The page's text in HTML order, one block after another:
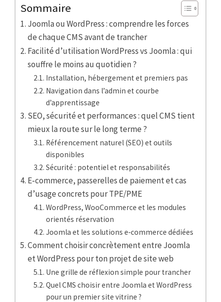
Sommaire
Joomla ou WordPress : comprendre les forces
de chaque CMS avant de trancher
Facilité d’utilisation WordPress vs Joomla : qui
souffre le moins au quotidien ?
Installation, hébergement et premiers pas
Navigation dans l’admin et courbe
d’apprentissage
SEO, sécurité et performances : quel CMS tient
mieux la route sur le long terme ?
Référencement naturel (SEO) et outils
disponibles
Sécurité : potentiel et responsabilités
E‑commerce, passerelles de paiement et cas
d’usage concrets pour TPE/PME
WordPress, WooCommerce et les modules
orientés réservation
Joomla et les solutions e‑commerce dédiées
Comment choisir concrètement entre Joomla
et WordPress pour ton projet de site web
Une grille de réflexion simple pour trancher
Quel CMS choisir entre Joomla et WordPress
pour un premier site vitrine ?